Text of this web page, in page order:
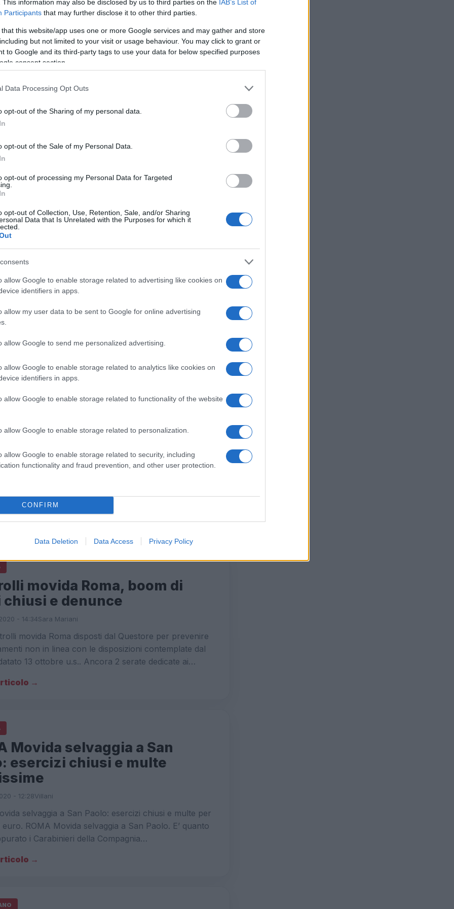
This information may also be disclosed by us to third parties on the IAB’s List of
Participants that may further disclose it to other third parties.
that this website/app uses one or more Google services and may gather and store
but not limited to your visit or usage behaviour. You may click to grant or
to Google and its third-party tags to use your data for below specified purposes
consent section.
Data Processing Opt Outs
opt-out of the Sharing of my personal data.
opt-out of the Sale of my Personal Data.
opt-out of processing my Personal Data for Targeted
opt-out of Collection, Use, Retention, Sale, and/or Sharing
Data that Is Unrelated with the Purposes for which it
allow Google to enable storage related to advertising like cookies on
identifiers in apps.
allow my user data to be sent to Google for online advertising
allow Google to send me personalized advertising.
allow Google to enable storage related to analytics like cookies on
identifiers in apps.
allow Google to enable storage related to functionality of the website
allow Google to enable storage related to personalization.
allow Google to enable storage related to security, including
functionality and fraud prevention, and other user protection.
CONFIRM
Data Deletion Data Access Privacy Policy
i cittadini: 38 nuovi dispositivi “photored” verranno
→
ROMA
Anni Dopo: La Giustizia che
o la Legge che Esagera?
- 12:37Italo Lauro
Un lasso di tempo in cui si può cambiare carriera,
Ma per un automobilista romano, quel tempo si è
in una condanna. Arrestato…
le aziende dei paesi
- 11:38
del presidente Duma in relazione alle sanzioni
→
navi russe in Italia, da domani
l’accesso nei porti
- 19:12Villani
di Porto
→
movida Roma, boom di
chiusi e denunce
- 14:34Sara Mariani
movida Roma disposti dal Questore per prevenire
non in linea con le disposizioni contemplate dal
13 ottobre u.s.. Ancora 2 serate dedicate ai…
→
Movida selvaggia a San
esercizi chiusi e multe
- 12:28Villani
selvaggia a San Paolo: esercizi chiusi e multe per
euro. ROMA Movida selvaggia a San Paolo. E’ quanto
i Carabinieri della Compagnia…
→